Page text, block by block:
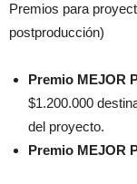
Premios para
postproducción)
Premio MEJOR
$1.200.000
del proyecto.
Premio MEJOR